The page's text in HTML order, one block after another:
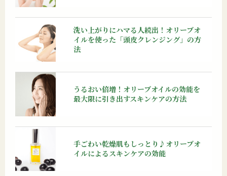
洗い上がりにハマる人続出！オリーブオ
イルを使った「頭皮クレンジング」の方
法
うるおい倍増！オリーブオイルの効能を
最大限に引き出すスキンケアの方法
手ごわい乾燥肌もしっとり♪オリーブオ
イルによるスキンケアの効能